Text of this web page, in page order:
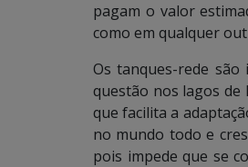
pagam o valor
como em qualquer
Os tanques-rede
questão nos lagos de
que facilita a
no mundo todo e
pois impede que se